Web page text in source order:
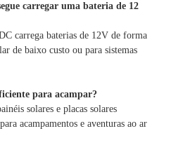
carregar uma bateria de 12
carrega baterias de 12V de forma
de baixo custo ou para sistemas
para acampar?
solares e placas solares
acampamentos e aventuras ao ar